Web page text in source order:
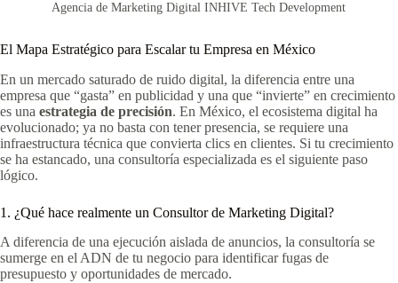
Agencia de Marketing Digital INHIVE Tech Development
El Mapa Estratégico para Escalar tu Empresa en México
En un mercado saturado de ruido digital, la diferencia entre una
empresa que “gasta” en publicidad y una que “invierte” en crecimiento
es una estrategia de precisión. En México, el ecosistema digital ha
evolucionado; ya no basta con tener presencia, se requiere una
infraestructura técnica que convierta clics en clientes. Si tu crecimiento
se ha estancado, una consultoría especializada es el siguiente paso
lógico.
1. ¿Qué hace realmente un Consultor de Marketing Digital?
A diferencia de una ejecución aislada de anuncios, la consultoría se
sumerge en el ADN de tu negocio para identificar fugas de
presupuesto y oportunidades de mercado.